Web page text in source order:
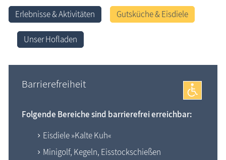
Erlebnisse & Aktivitäten Gutsküche & Eisdiele
Unser Hofladen
Barrierefreiheit
Folgende Bereiche sind barrierefrei erreichbar:
Eisdiele »Kalte Kuh«
Minigolf, Kegeln, Eisstockschießen